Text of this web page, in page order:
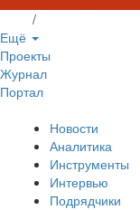
/
Ещё
Проекты
Журнал
Портал
Новости
Аналитика
Инструменты
Интервью
Подрядчики